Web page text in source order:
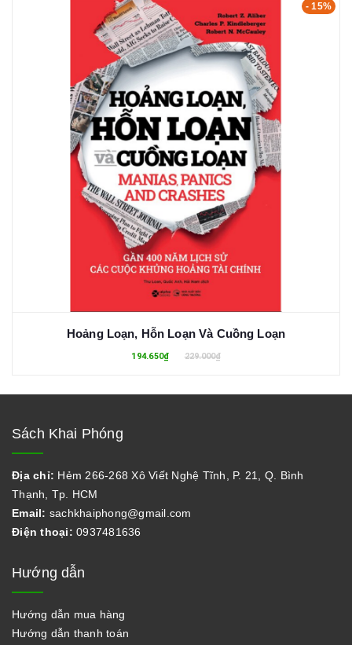
- 15%
Hoảng Loạn, Hỗn Loạn Và Cuồng Loạn
194.650₫ 229.000₫
Sách Khai Phóng
Địa chỉ: Hẻm 266-268 Xô Viết Nghệ Tĩnh, P. 21, Q. Bình
Thạnh, Tp. HCM
Email: sachkhaiphong@gmail.com
Điện thoại: 0937481636
Hướng dẫn
Hướng dẫn mua hàng
Hướng dẫn thanh toán